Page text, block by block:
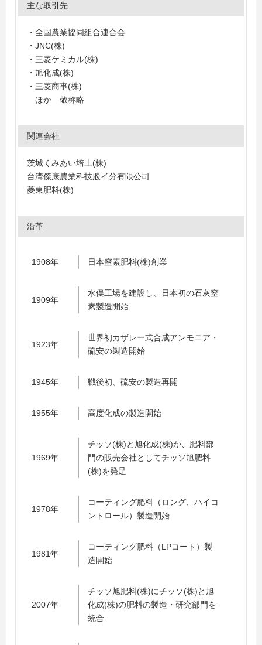
主な取引先
・全国農業協同組合連合会
・JNC(株)
・三菱ケミカル(株)
・旭化成(株)
・三菱商事(株)
ほか 敬称略
関連会社
茨城くみあい培土(株)
台湾傑康農業科技股イ分有限公司
菱東肥料(株)
沿革
1908年 日本窒素肥料(株)創業
1909年
水俣工場を建設し、日本初の石灰窒
素製造開始
1923年
世界初カザレー式合成アンモニア・
硫安の製造開始
1945年 戦後初、硫安の製造再開
1955年 高度化成の製造開始
1969年
チッソ(株)と旭化成(株)が、肥料部
門の販売会社としてチッソ旭肥料
(株)を発足
1978年
コーティング肥料（ロング、ハイコ
ントロール）製造開始
1981年
コーティング肥料（LPコート）製
造開始
2007年
チッソ旭肥料(株)にチッソ(株)と旭
化成(株)の肥料の製造・研究部門を
統合